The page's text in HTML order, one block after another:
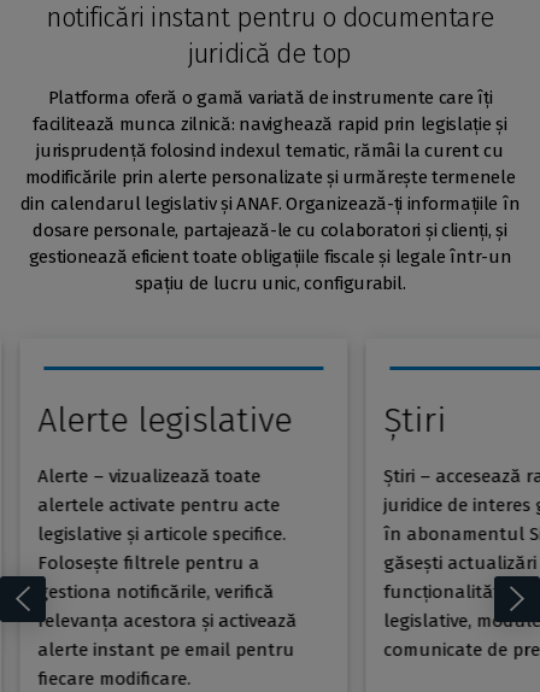
notificări instant pentru o documentare
juridică de top
Platforma oferă o gamă variată de instrumente care îți
facilitează munca zilnică: navighează rapid prin legislație și
jurisprudență folosind indexul tematic, rămâi la curent cu
modificările prin alerte personalizate și urmărește termenele
din calendarul legislativ și ANAF. Organizează-ți informațiile în
dosare personale, partajează-le cu colaboratori și clienți, și
gestionează eficient toate obligațiile fiscale și legale într-un
spațiu de lucru unic, configurabil.
Alerte legislative
Alerte – vizualizează toate
alertele activate pentru acte
legislative și articole specifice.
Folosește filtrele pentru a
gestiona notificările, verifică
relevanța acestora și activează
alerte instant pe email pentru
fiecare modificare.
Știri
Știri – accesează
juridice de interes
în abonamentul
găsești
funcționalități ale
legislative,
comunicate de